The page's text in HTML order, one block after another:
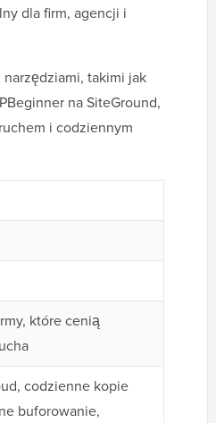
dla firm, agencji i
takimi jak
na SiteGround,
i codziennym
które cenią
codzienne kopie
buforowanie,